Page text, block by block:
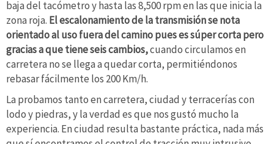
baja del tacómetro y hasta las 8,500 rpm en las que inicia la
zona roja. El escalonamiento de la transmisión se nota
orientado al uso fuera del camino pues es súper corta pero
gracias a que tiene seis cambios,cuando circulamos en
carretera no se llega a quedar corta, permitiéndonos
rebasar fácilmente los 200 Km/h.
La probamos tanto en carretera, ciudad y terracerías con
lodo y piedras, y la verdad es que nos gustó mucho la
experiencia. En ciudad resulta bastante práctica, nada más